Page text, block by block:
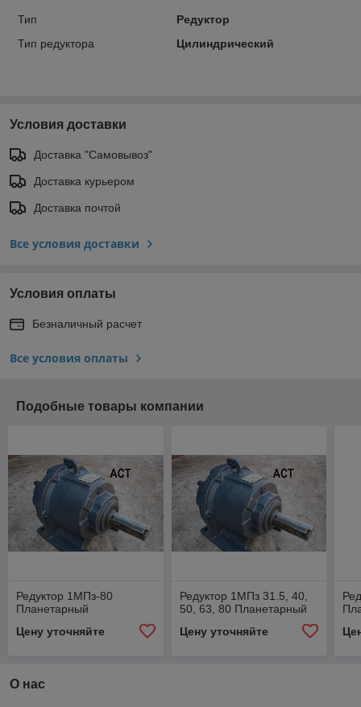
Тип
Редуктор
Тип редуктора
Цилиндрический
Условия доставки
Доставка "Самовывоз"
Доставка курьером
Доставка почтой
Все условия доставки
Условия оплаты
Безналичный расчет
Все условия оплаты
Подобные товары компании
Редуктор 1МПз-80
Планетарный
Цену уточняйте
Редуктор 1МПз 31.5, 40,
50, 63, 80 Планетарный
Цену уточняйте
О нас